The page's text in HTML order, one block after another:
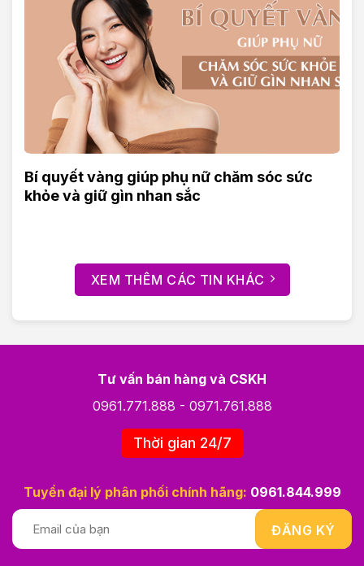
Bí quyết vàng giúp phụ nữ chăm sóc sức
khỏe và giữ gìn nhan sắc
XEM THÊM CÁC TIN KHÁC
Tư vấn bán hàng và CSKH
0961.771.888 - 0971.761.888
Thời gian 24/7
Tuyển đại lý phân phối chính hãng: 0961.844.999